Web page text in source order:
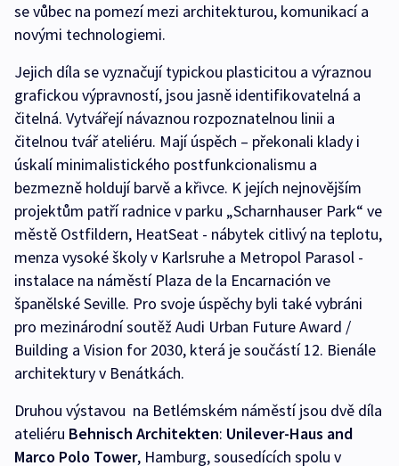
se vůbec na pomezí mezi architekturou, komunikací a
novými technologiemi.
Jejich díla se vyznačují typickou plasticitou a výraznou
grafickou výpravností, jsou jasně identifikovatelná a
čitelná. Vytvářejí návaznou rozpoznatelnou linii a
čitelnou tvář ateliéru. Mají úspěch – překonali klady i
úskalí minimalistického postfunkcionalismu a
bezmezně holdují barvě a křivce. K jejích nejnovějším
projektům patří radnice v parku „Scharnhauser Park“ ve
městě Ostfildern, HeatSeat - nábytek citlivý na teplotu,
menza vysoké školy v Karlsruhe a Metropol Parasol -
instalace na náměstí Plaza de la Encarnación ve
španělské Seville. Pro svoje úspěchy byli také vybráni
pro mezinárodní soutěž Audi Urban Future Award /
Building a Vision for 2030, která je součástí 12. Bienále
architektury v Benátkách.
Druhou výstavou na Betlémském náměstí jsou dvě díla
ateliéru Behnisch Architekten: Unilever-Haus and
Marco Polo Tower, Hamburg, sousedících spolu v